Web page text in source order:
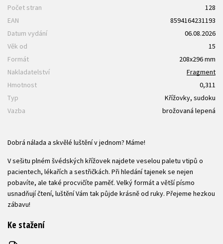
Počet stran
128
EAN
8594164231193
Datum vydání
06.08.2026
Věk od
15
Formát
208x296 mm
Nakladatelství
Fragment
Hmotnost
0,311
Typ
Křížovky, sudoku
Vazba
brožovaná lepená
Dobrá nálada a skvělé luštění v jednom? Máme!
V sešitu plném švédských křížovek najdete veselou paletu vtipů o
pacientech, lékařích a sestřičkách. Při hledání tajenek se nejen
pobavíte, ale také procvičíte paměť. Velký formát a větší písmo
usnadňují čtení, luštění Vám tak půjde krásně od ruky. Přejeme hezkou
zábavu!
Ke stažení